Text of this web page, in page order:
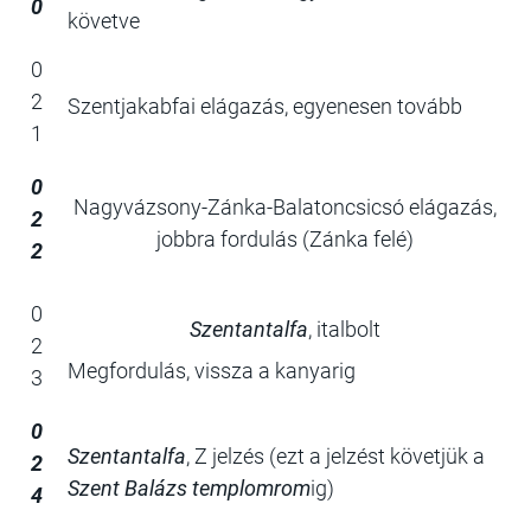
0
követve
0
2
1
Szentjakabfai elágazás, egyenesen tovább
0
2
2
Nagyvázsony-Zánka-Balatoncsicsó elágazás,
jobbra fordulás (Zánka felé)
0
2
3
Szentantalfa, italbolt
Megfordulás, vissza a kanyarig
0
2
4
Szentantalfa, Z jelzés (ezt a jelzést követjük a
Szent Balázs templomromig)